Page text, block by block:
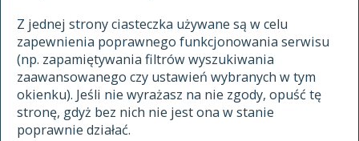
Z jednej strony ciasteczka używane są w celu
zapewnienia poprawnego funkcjonowania serwisu
(np. zapamiętywania filtrów wyszukiwania
zaawansowanego czy ustawień wybranych w tym
okienku). Jeśli nie wyrażasz na nie zgody, opuść tę
stronę, gdyż bez nich nie jest ona w stanie
poprawnie działać.
autorzy tekstów źródłowych
zasady opracowania
statystyki
najnowsze hasła
ostatnio zmodyfikowane hasła
XVII I XVIII WIEKU
znajdź hasła
zaczynające się od